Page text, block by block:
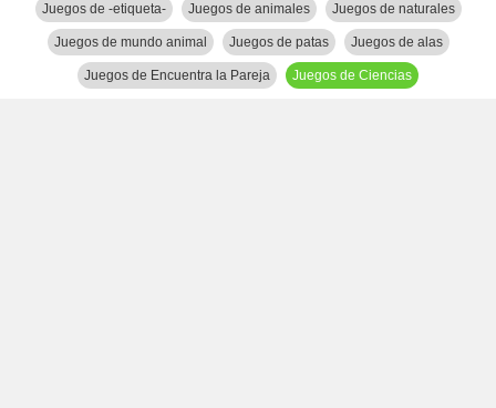
Juegos de -etiqueta- Juegos de animales Juegos de naturales
Juegos de mundo animal Juegos de patas Juegos de alas
Juegos de Encuentra la Pareja Juegos de Ciencias